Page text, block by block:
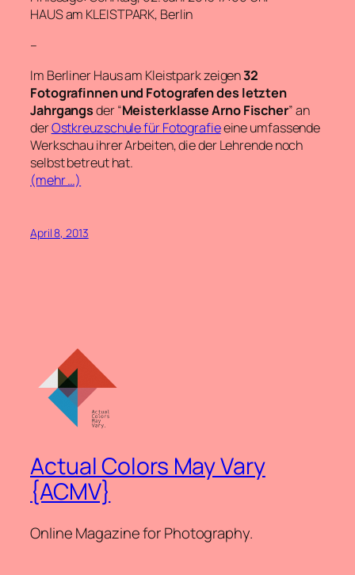
HAUS am KLEISTPARK, Berlin
–
Im Berliner Haus am Kleistpark zeigen32
Fotografinnen und Fotografendes letzten
Jahrgangsder “Meisterklasse Arno Fischer” an
derOstkreuzschule für Fotografieeine umfassende
Werkschau ihrer Arbeiten, die der Lehrende noch
selbst betreut hat.
(mehr …)
April 8, 2013
Actual Colors May Vary
{ACMV}
Online Magazine for Photography.